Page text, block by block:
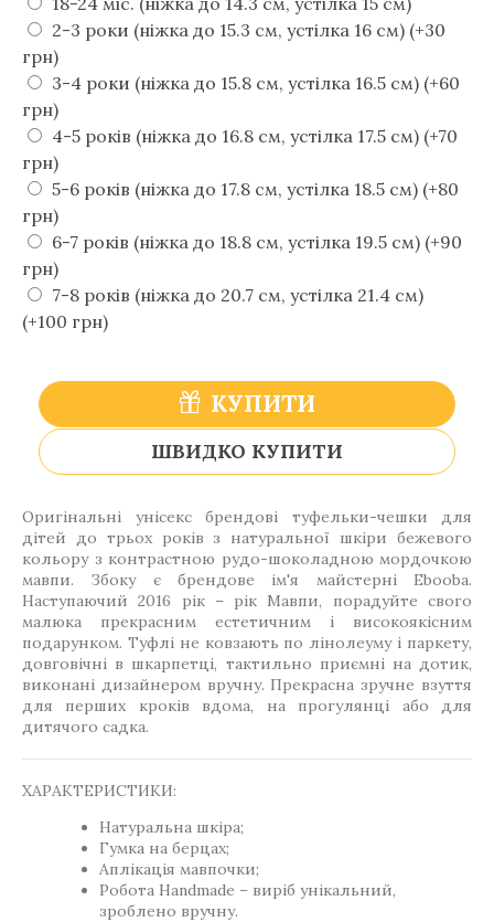
2-3 роки (ніжка до 15.3 см, устілка 16 см) (+30
грн)
3-4 роки (ніжка до 15.8 см, устілка 16.5 см) (+60
грн)
4-5 років (ніжка до 16.8 см, устілка 17.5 см) (+70
грн)
5-6 років (ніжка до 17.8 см, устілка 18.5 см) (+80
грн)
6-7 років (ніжка до 18.8 см, устілка 19.5 см) (+90
грн)
7-8 років (ніжка до 20.7 см, устілка 21.4 см)
(+100 грн)
КУПИТИ
ШВИДКО КУПИТИ
Оригінальні унісекс брендові туфельки-чешки для
дітей до трьох років з натуральної шкіри бежевого
кольору з контрастною рудо-шоколадною мордочкою
мавпи. Збоку є брендове ім'я майстерні Еbooba.
Наступаючий 2016 рік – рік Мавпи, порадуйте свого
малюка прекрасним естетичним і високоякісним
подарунком. Туфлі не ковзають по лінолеуму і паркету,
довговічні в шкарпетці, тактильно приємні на дотик,
виконані дизайнером вручну. Прекрасна зручне взуття
для перших кроків вдома, на прогулянці або для
дитячого садка.
ХАРАКТЕРИСТИКИ:
Натуральна шкіра;
Гумка на берцах;
Аплікація мавпочки;
Робота Handmade – виріб унікальний,
зроблено вручну.